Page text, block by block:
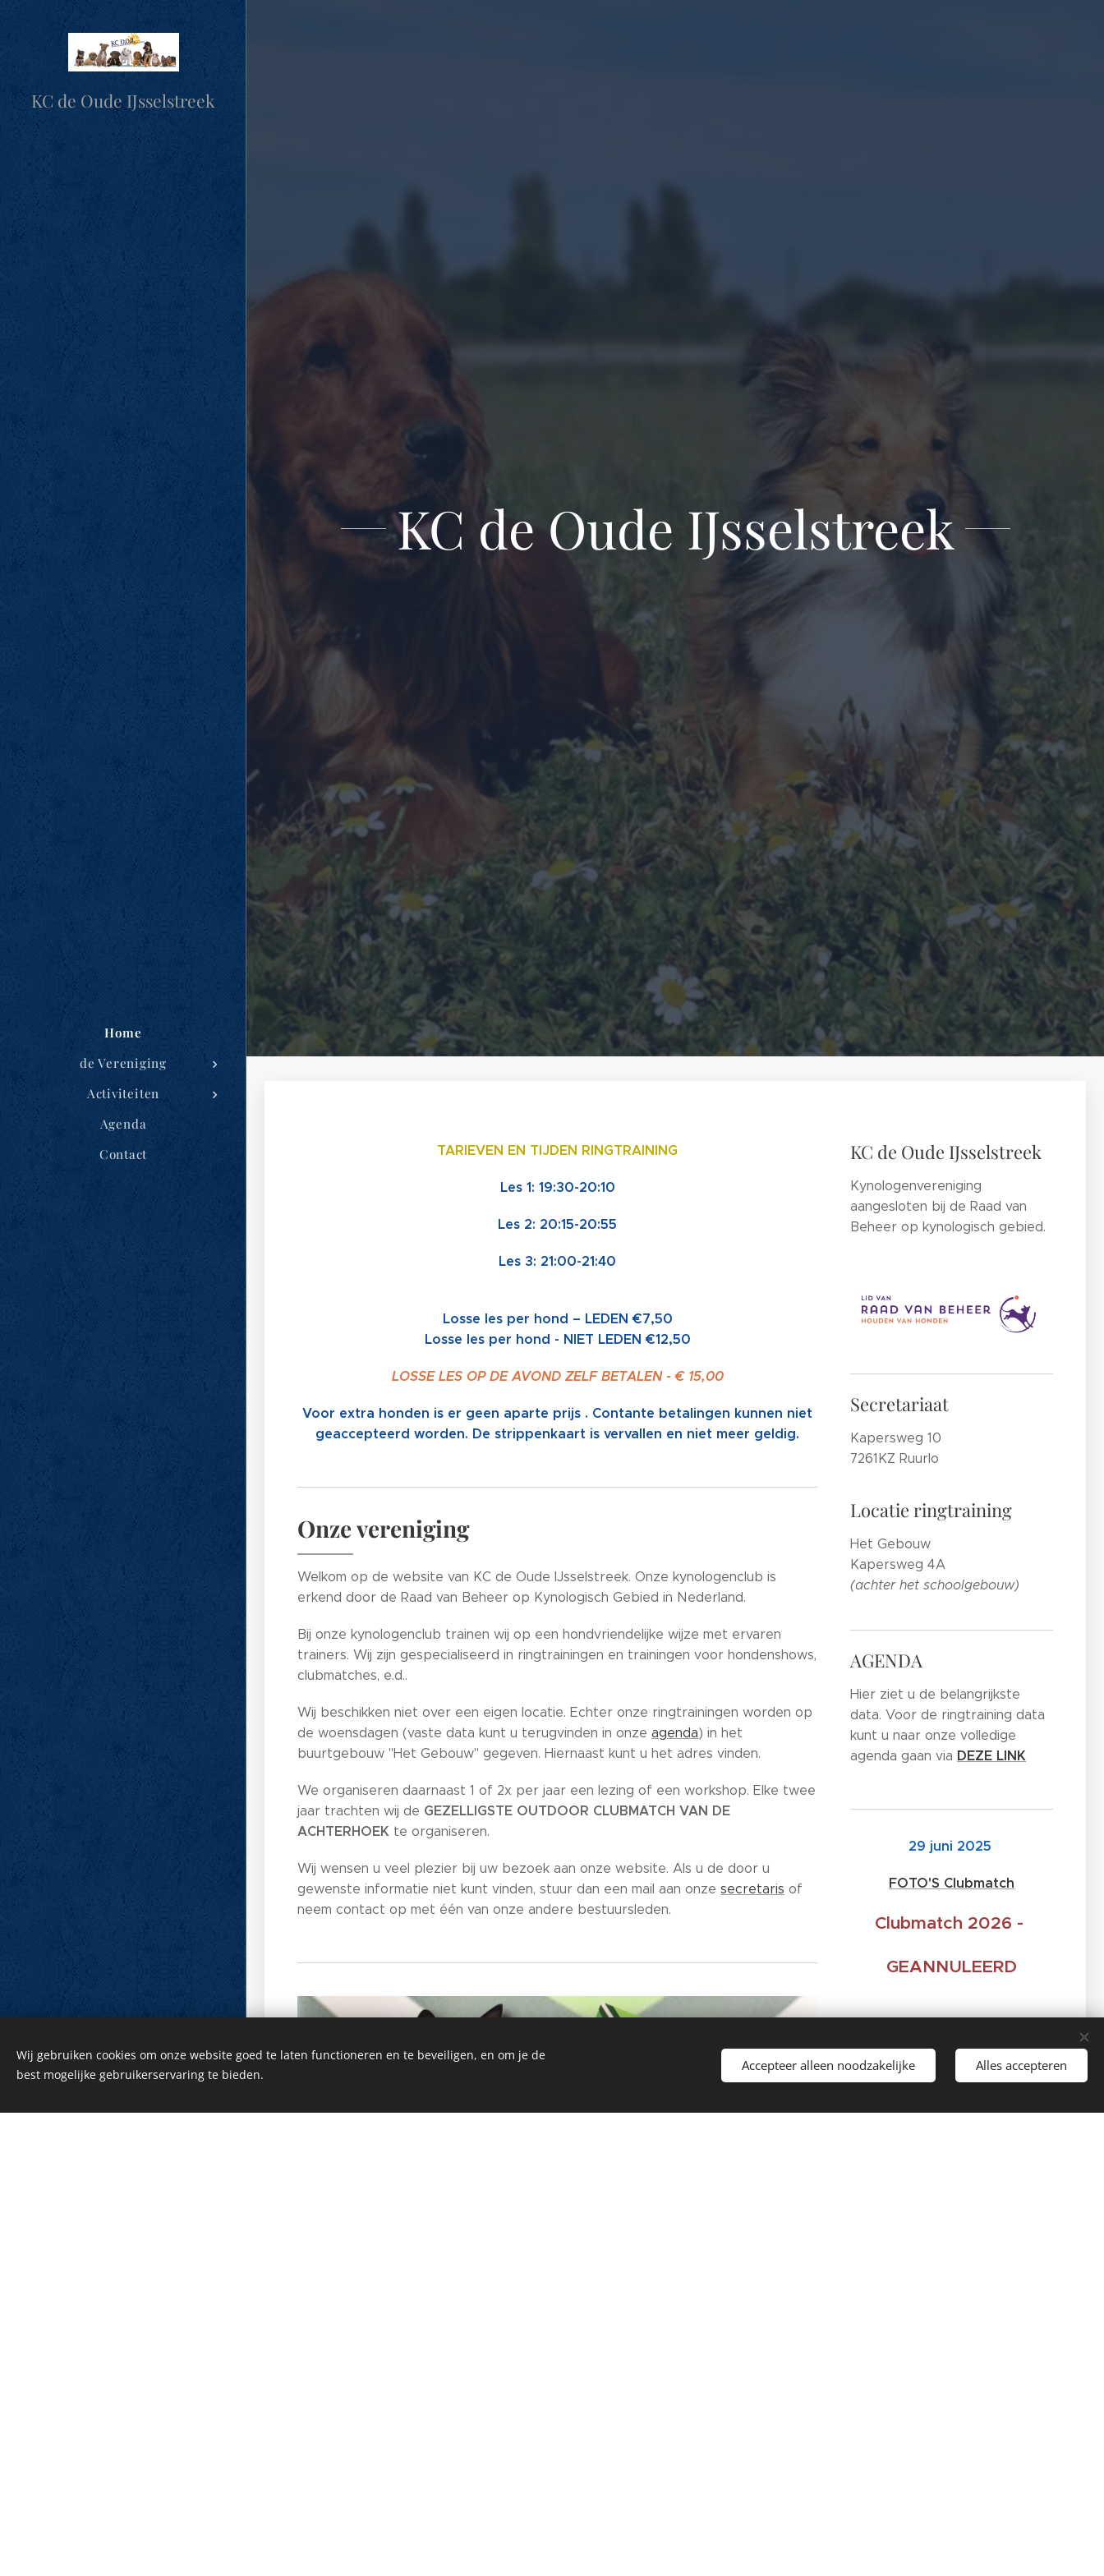
KC de Oude IJsselstreek
Home
de Vereniging
Activiteiten
Agenda
Contact
KC de Oude IJsselstreek
TARIEVEN EN TIJDEN RINGTRAINING
Les 1: 19:30-20:10
Les 2: 20:15-20:55
Les 3: 21:00-21:40
Losse les per hond – LEDEN €7,50
Losse les per hond - NIET LEDEN €12,50
LOSSE LES OP DE AVOND ZELF BETALEN - € 15,00
Voor extra honden is er geen aparte prijs . Contante betalingen kunnen niet
geaccepteerd worden. De strippenkaart is vervallen en niet meer geldig.
Onze vereniging
Welkom op de website van KC de Oude IJsselstreek. Onze kynologenclub is
erkend door de Raad van Beheer op Kynologisch Gebied in Nederland.
Bij onze kynologenclub trainen wij op een hondvriendelijke wijze met ervaren
trainers. Wij zijn gespecialiseerd in ringtrainingen en trainingen voor hondenshows,
clubmatches, e.d..
Wij beschikken niet over een eigen locatie. Echter onze ringtrainingen worden op
de woensdagen (vaste data kunt u terugvinden in onze agenda) in het
buurtgebouw "Het Gebouw" gegeven. Hiernaast kunt u het adres vinden.
We organiseren daarnaast 1 of 2x per jaar een lezing of een workshop. Elke twee
jaar trachten wij de GEZELLIGSTE OUTDOOR CLUBMATCH VAN DE
ACHTERHOEK te organiseren.
Wij wensen u veel plezier bij uw bezoek aan onze website. Als u de door u
gewenste informatie niet kunt vinden, stuur dan een mail aan onze secretaris of
neem contact op met één van onze andere bestuursleden.
KC de Oude IJsselstreek
Kynologenvereniging
aangesloten bij de Raad van
Beheer op kynologisch gebied.
Secretariaat
Kapersweg 10
7261KZ Ruurlo
Locatie ringtraining
Het Gebouw
Kapersweg 4A
(achter het schoolgebouw)
AGENDA
Hier ziet u de belangrijkste
data. Voor de ringtraining data
kunt u naar onze volledige
agenda gaan via DEZE LINK
29 juni 2025
FOTO'S Clubmatch
Clubmatch 2026 -
GEANNULEERD
Ringtraining 2026
Mogelijk gemaakt door
Wij gebruiken cookies om onze website goed te laten functioneren en te beveiligen, en om je de
best mogelijke gebruikerservaring te bieden.
Accepteer alleen noodzakelijke Alles accepteren